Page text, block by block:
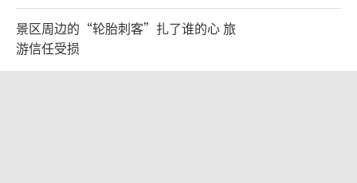
景区周边的“轮胎刺客”扎了谁的心 旅
游信任受损
2026-08-08 21:47:22